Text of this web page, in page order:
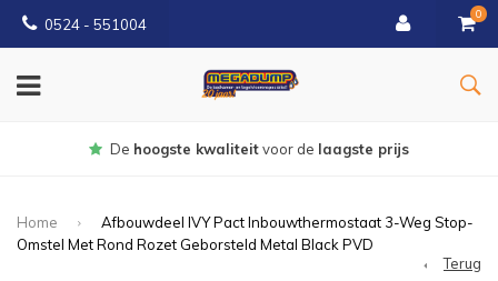
0524 - 551004
0
Gratisbezorgd vanaf €150
Home
Afbouwdeel IVY Pact Inbouwthermostaat 3-Weg Stop-
Omstel Met Rond Rozet Geborsteld Metal Black PVD
Terug